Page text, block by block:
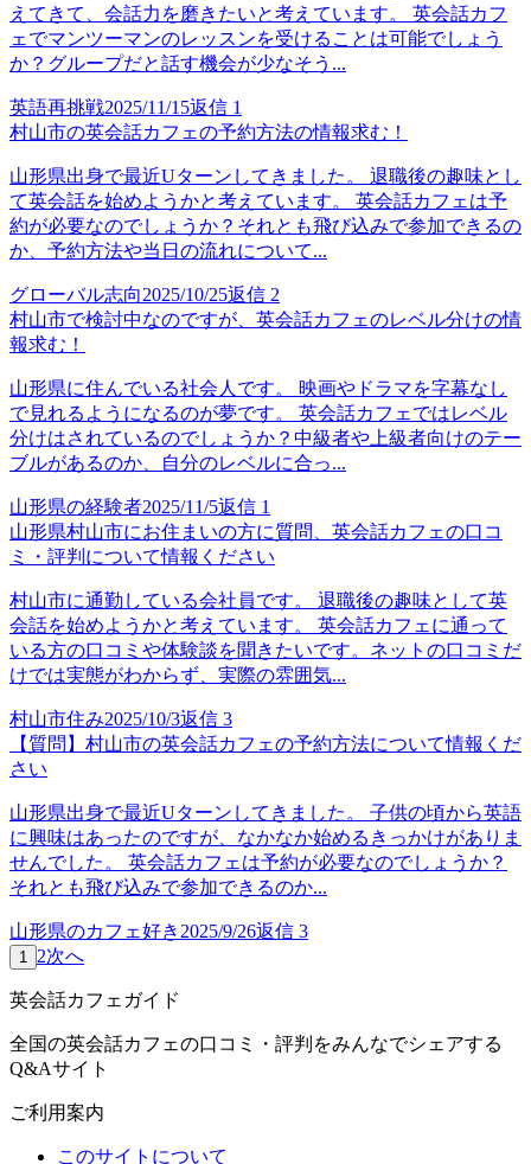
えてきて、会話力を磨きたいと考えています。 英会話カフ
ェでマンツーマンのレッスンを受けることは可能でしょう
か？グループだと話す機会が少なそう...
英語再挑戦2025/11/15返信 1
村山市の英会話カフェの予約方法の情報求む！
山形県出身で最近Uターンしてきました。 退職後の趣味とし
て英会話を始めようかと考えています。 英会話カフェは予
約が必要なのでしょうか？それとも飛び込みで参加できるの
か、予約方法や当日の流れについて...
グローバル志向2025/10/25返信 2
村山市で検討中なのですが、英会話カフェのレベル分けの情
報求む！
山形県に住んでいる社会人です。 映画やドラマを字幕なし
で見れるようになるのが夢です。 英会話カフェではレベル
分けはされているのでしょうか？中級者や上級者向けのテー
ブルがあるのか、自分のレベルに合っ...
山形県の経験者2025/11/5返信 1
山形県村山市にお住まいの方に質問、英会話カフェの口コ
ミ・評判について情報ください
村山市に通勤している会社員です。 退職後の趣味として英
会話を始めようかと考えています。 英会話カフェに通って
いる方の口コミや体験談を聞きたいです。ネットの口コミだ
けでは実態がわからず、実際の雰囲気...
村山市住み2025/10/3返信 3
【質問】村山市の英会話カフェの予約方法について情報くだ
さい
山形県出身で最近Uターンしてきました。 子供の頃から英語
に興味はあったのですが、なかなか始めるきっかけがありま
せんでした。 英会話カフェは予約が必要なのでしょうか？
それとも飛び込みで参加できるのか...
山形県のカフェ好き 2025/9/26返信 3
1 2次へ
英会話カフェガイド
全国の英会話カフェの口コミ・評判をみんなでシェアする
Q&Aサイト
ご利用案内
このサイトについて